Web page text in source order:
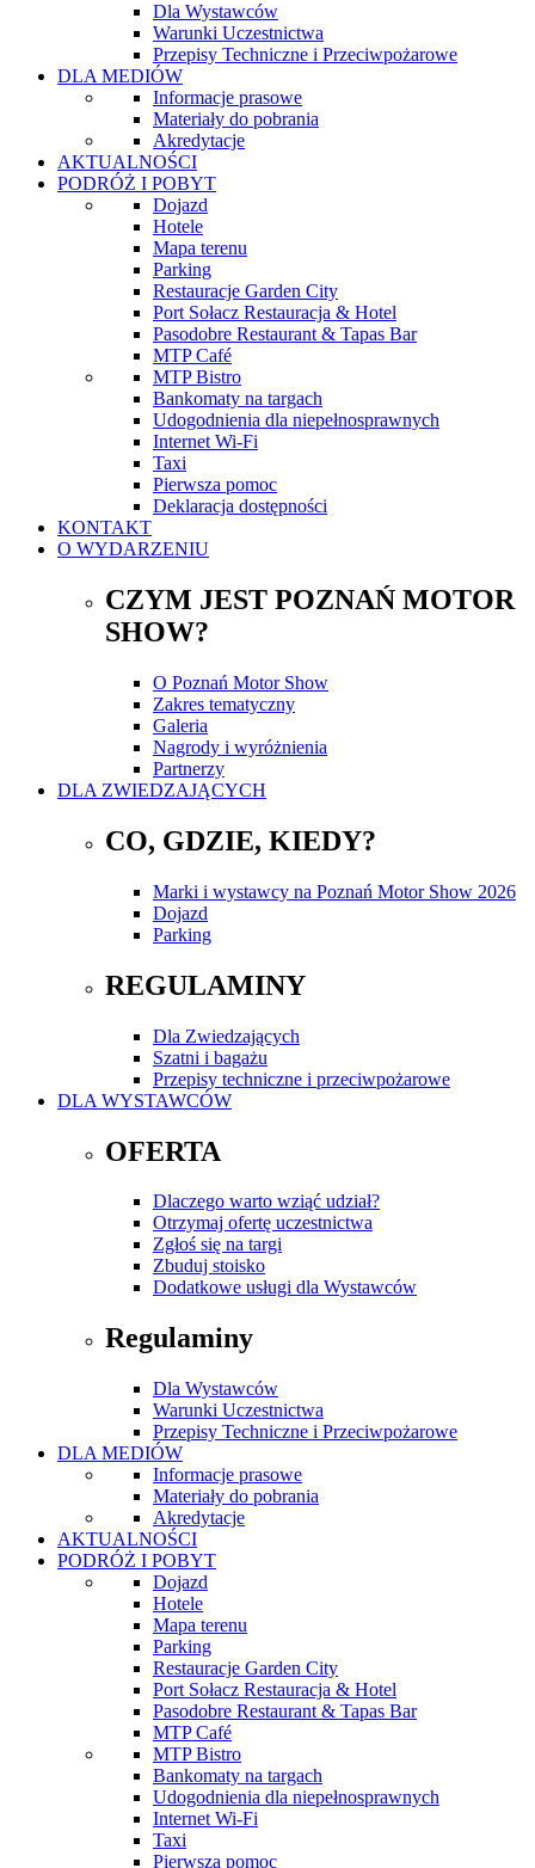
Dla Wystawców
Warunki Uczestnictwa
Przepisy Techniczne i Przeciwpożarowe
DLA MEDIÓW
Informacje prasowe
Materiały do pobrania
Akredytacje
AKTUALNOŚCI
PODRÓŻ I POBYT
Dojazd
Hotele
Mapa terenu
Parking
Restauracje Garden City
Port Sołacz Restauracja & Hotel
Pasodobre Restaurant & Tapas Bar
MTP Café
MTP Bistro
Bankomaty na targach
Udogodnienia dla niepełnosprawnych
Internet Wi-Fi
Taxi
Pierwsza pomoc
Deklaracja dostępności
KONTAKT
O WYDARZENIU
CZYM JEST POZNAŃ MOTOR
SHOW?
O Poznań Motor Show
Zakres tematyczny
Galeria
Nagrody i wyróżnienia
Partnerzy
DLA ZWIEDZAJĄCYCH
CO, GDZIE, KIEDY?
Marki i wystawcy na Poznań Motor Show 2026
Dojazd
Parking
REGULAMINY
Dla Zwiedzających
Szatni i bagażu
Przepisy techniczne i przeciwpożarowe
DLA WYSTAWCÓW
OFERTA
Dlaczego warto wziąć udział?
Otrzymaj ofertę uczestnictwa
Zgłoś się na targi
Zbuduj stoisko
Dodatkowe usługi dla Wystawców
Regulaminy
Dla Wystawców
Warunki Uczestnictwa
Przepisy Techniczne i Przeciwpożarowe
DLA MEDIÓW
Informacje prasowe
Materiały do pobrania
Akredytacje
AKTUALNOŚCI
PODRÓŻ I POBYT
Dojazd
Hotele
Mapa terenu
Parking
Restauracje Garden City
Port Sołacz Restauracja & Hotel
Pasodobre Restaurant & Tapas Bar
MTP Café
MTP Bistro
Bankomaty na targach
Udogodnienia dla niepełnosprawnych
Internet Wi-Fi
Taxi
Pierwsza pomoc